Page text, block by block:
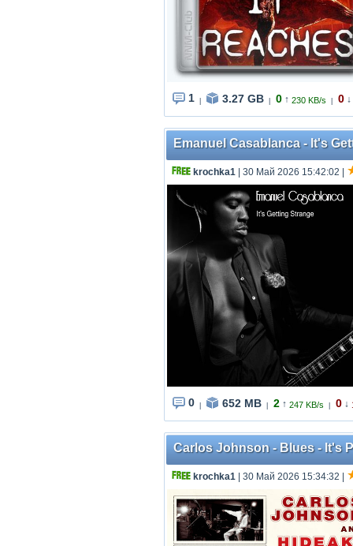
1 3.27 GB 0 ↑ 230 KB/s 0 ↓
Emanuel Casablanca - It's
krochka1 | 30 Май 2026 15:42:02
0 652 MB 2 ↑ 247 KB/s 0 ↓
Carlos Johnson - Blues - It's
krochka1 | 30 Май 2026 15:34:32